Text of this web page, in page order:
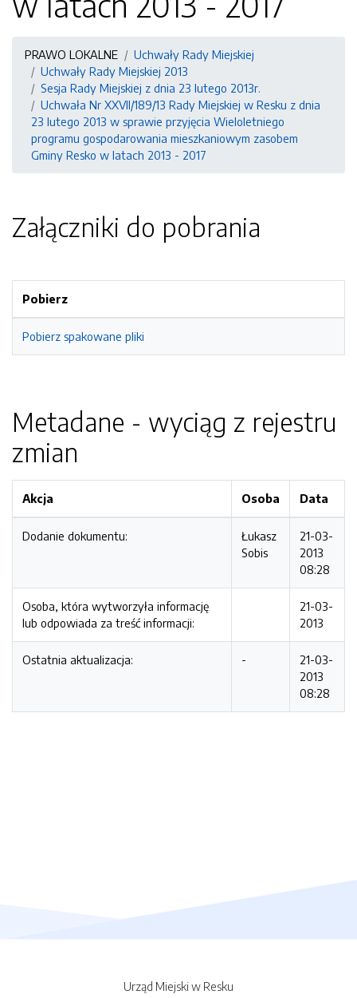
PRAWO LOKALNE
Uchwały Rady Miejskiej
Uchwały Rady Miejskiej 2013
Sesja Rady Miejskiej z dnia 23 lutego 2013r.
Uchwała Nr XXVII/189/13 Rady Miejskiej w Resku z dnia
23 lutego 2013 w sprawie przyjęcia Wieloletniego
programu gospodarowania mieszkaniowym zasobem
Gminy Resko w latach 2013 - 2017
Załączniki do pobrania
Pobierz
Pobierz spakowane pliki
Metadane - wyciąg z rejestru
zmian
Akcja Osoba Data
Dodanie dokumentu:
Łukasz
Sobis
21-03-
2013
08:28
Osoba, która wytworzyła informację
lub odpowiada za treść informacji:
21-03-
2013
Ostatnia aktualizacja: -
21-03-
2013
08:28
Urząd Miejski w Resku